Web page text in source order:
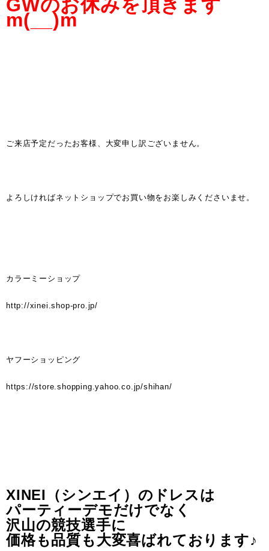
GWのお休みを頂きます
m(__)m
ご来店予定だったお客様、大変申し訳ございません。
よろしければネットショップでお買い物をお楽しみくださいませ。
カラーミーショップ
http://xinei.shop-pro.jp/
ヤフーショッピング
https://store.shopping.yahoo.co.jp/shihan/
XINEI（シンエイ）のドレスは
パーティーデモだけでなく
沢山の競技選手に
価格も品質も大変喜ばれております♪